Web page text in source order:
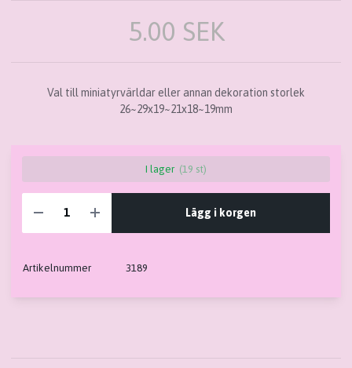
5.00 SEK
Val till miniatyrvärldar eller annan dekoration storlek
26~29x19~21x18~19mm
I lager (19 st)
Lägg i korgen
Artikelnummer 3189